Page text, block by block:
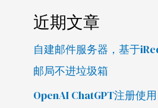
近期文章
自建邮件服务器，基于
邮局不进垃圾箱
OpenAI ChatGPT注册使